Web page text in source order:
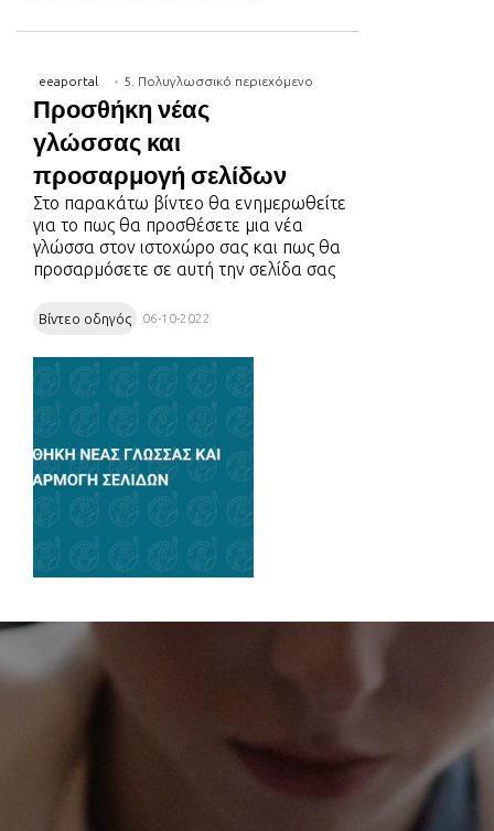
eeaportal 5. Πολυγλωσσικό περιεχόμενο
Προσθήκη νέας
γλώσσας και
προσαρμογή σελίδων
Στο παρακάτω βίντεο θα ενημερωθείτε
για το πως θα προσθέσετε μια νέα
γλώσσα στον ιστοχώρο σας και πως θα
προσαρμόσετε σε αυτή την σελίδα σας
Βίντεο οδηγός 06-10-2022